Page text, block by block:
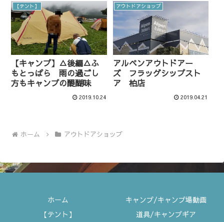
【テント】
【キャンプ】△後編△ふ
もとっぱら 雨の過ごし
方もキャンプの醍醐味
2019.10.24
アウトドアショップ
アルペンアウトドアー
ズ フラッグシップスト
ア 柏店
2019.04.21
ホーム アウトドアショップ
ホーム
キャンプ/キャンプ場動画
【テント】
道具/キャンプギア